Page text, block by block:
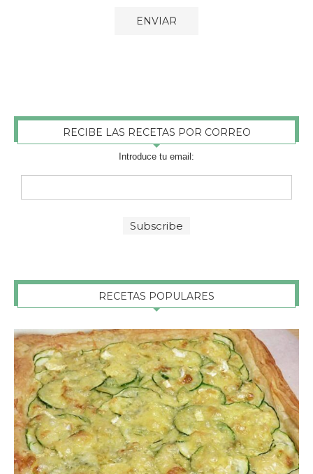
RECIBE LAS RECETAS POR CORREO
Introduce tu email:
RECETAS POPULARES